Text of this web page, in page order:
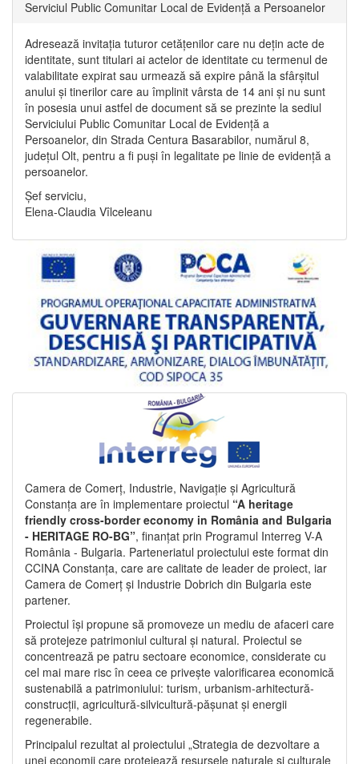
Serviciul Public Comunitar Local de Evidență a Persoanelor
Adresează invitația tuturor cetățenilor care nu dețin acte de
identitate, sunt titulari ai actelor de identitate cu termenul de
valabilitate expirat sau urmează să expire până la sfârșitul
anului și tinerilor care au împlinit vârsta de 14 ani și nu sunt
în posesia unui astfel de document să se prezinte la sediul
Serviciului Public Comunitar Local de Evidență a
Persoanelor, din Strada Centura Basarabilor, numărul 8,
județul Olt, pentru a fi puși în legalitate pe linie de evidență a
persoanelor.
Șef serviciu,
Elena-Claudia Vîlceleanu
Camera de Comerț, Industrie, Navigație și Agricultură
Constanța are în implementare proiectul “A heritage
friendly cross-border economy in România and Bulgaria
- HERITAGE RO-BG”, finanțat prin Programul Interreg V-A
România - Bulgaria. Parteneriatul proiectului este format din
CCINA Constanța, care are calitate de leader de proiect, iar
Camera de Comerț și Industrie Dobrich din Bulgaria este
partener.
Proiectul își propune să promoveze un mediu de afaceri care
să protejeze patrimoniul cultural și natural. Proiectul se
concentrează pe patru sectoare economice, considerate cu
cel mai mare risc în ceea ce privește valorificarea economică
sustenabilă a patrimoniului: turism, urbanism-arhitectură-
construcții, agricultură-silvicultură-pășunat și energii
regenerabile.
Principalul rezultat al proiectului „Strategia de dezvoltare a
unei economii care protejează resursele naturale și culturale